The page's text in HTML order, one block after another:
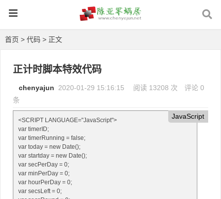
首页 > 代码 > 正文
正计时脚本特效代码
chenyajun 2020-01-29 15:16:15 阅读 13208 次
评论 0
条
JavaScript